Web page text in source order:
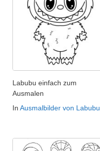
Labubu einfach zum
Ausmalen
In Ausmalbilder von Labubu